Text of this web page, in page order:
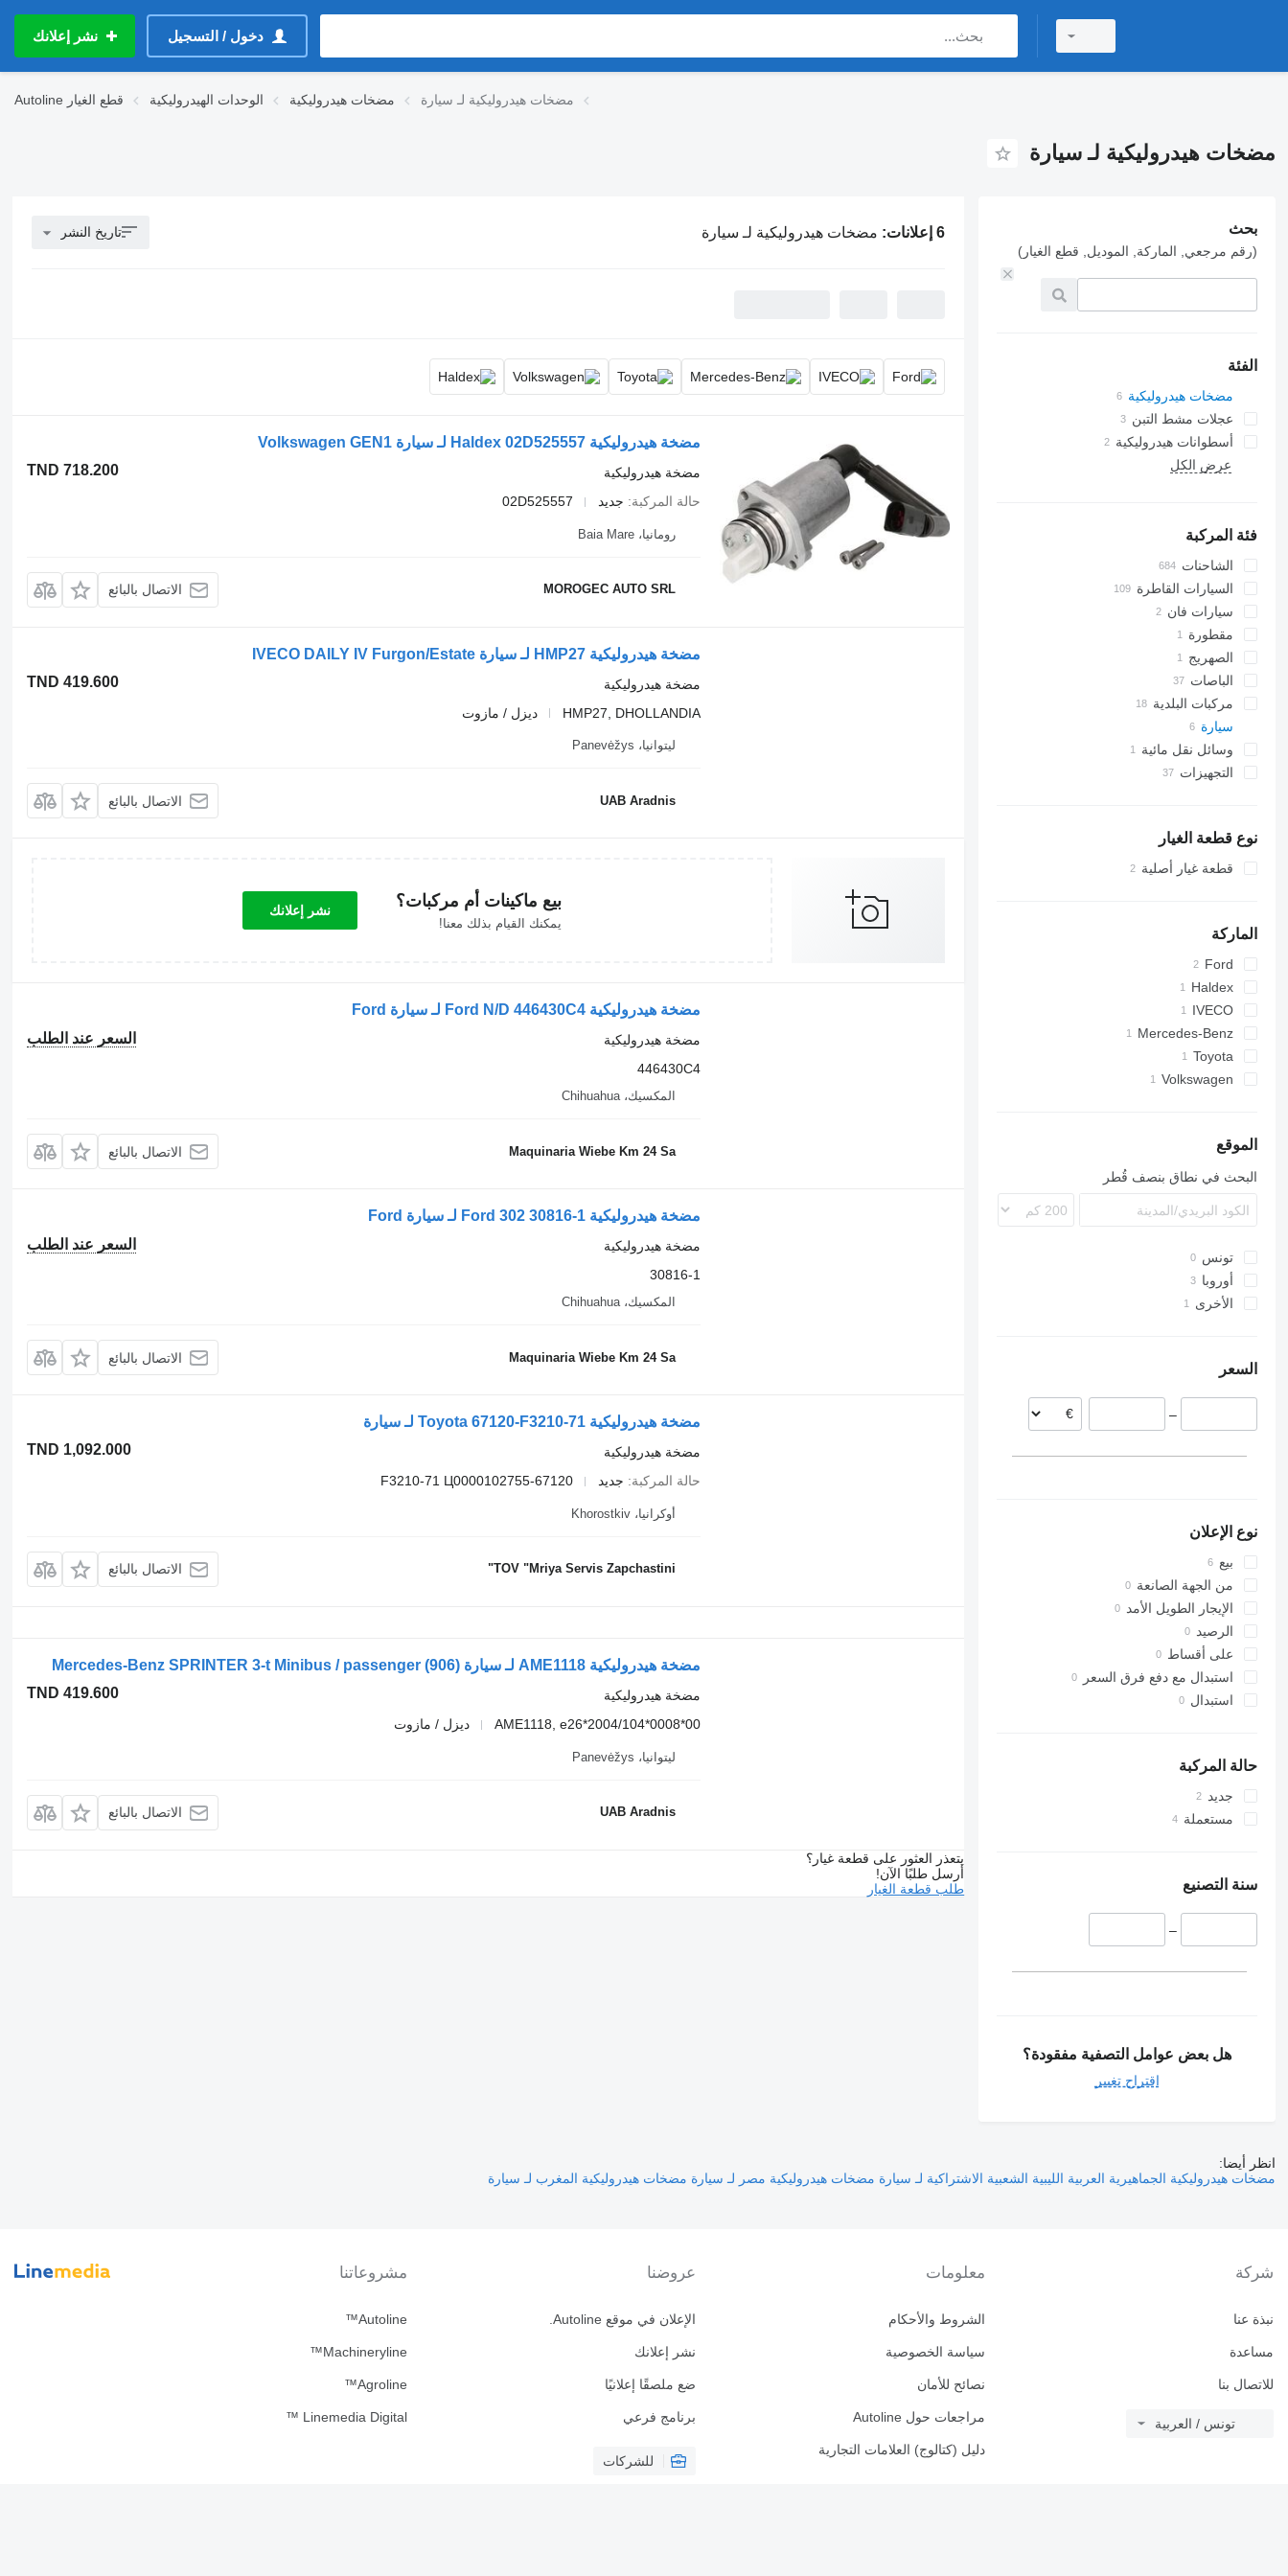
دخول / التسجيل نشر إعلانك
Autoline قطع الغيار الوحدات الهيدروليكية مضخات هيدروليكية مضخات هيدروليكية لـ سيارة
مضخات هيدروليكية لـ سيارة
بحث
(رقم مرجعي, الماركة, الموديل, قطع الغيار)
الفئة
مضخات هيدروليكية
عجلات مشط التبن
أسطوانات هيدروليكية
عرض الكل
فئة المركبة
الشاحنات
السيارات القاطرة
سيارات فان
مقطورة
الصهريج
الباصات
مركبات البلدية
آليات التنظيف وجمع النفايات من
الشوارع
سيارة
وسائل نقل مائية
التجهيزات
منصات رافعة هيدروليكيةنوع قطعة الغيار
قطعة غيار أصلية
الماركة
Ford
Haldex
IVECO
Daily
Mercedes-Benz
SprinterToyota
Volkswagen
الموقع
البحث في نطاق بنصف قُطر
تونس
أوروبا
ليتوانيا
الأخرى
السعر
–
نوع الإعلان
بيع
من الجهة الصانعة
الإيجار الطويل الأمد
الرصيد
على أقساط
استبدال مع دفع فرق السعر
استبدال
حالة المركبة
جديد
مستعملة
سنة التصنيع
–
هل بعض عوامل التصفية مفقودة؟
اقتراح تغيير
6 إعلانات: مضخات هيدروليكية لـ سيارة تاريخ النشر
مضخة هيدروليكية Haldex 02D525557 لـ سيارة Volkswagen GEN1
TND 718.200
مضخة هيدروليكية
حالة المركبة
جديد 02D525557
رومانيا، Baia Mare
MOROGEC AUTO SRL الاتصال بالبائع
مضخة هيدروليكية HMP27 لـ سيارة IVECO DAILY IV Furgon/Estate
TND 419.600
مضخة هيدروليكية
HMP27, DHOLLANDIA
ديزل / مازوت
ليتوانيا، Panevėžys
UAB Aradnis الاتصال بالبائع
بيع ماكينات أم مركبات؟
يمكنك القيام بذلك معنا!
نشر إعلانك
مضخة هيدروليكية Ford N/D 446430C4 لـ سيارة Ford
السعر عند الطلب
مضخة هيدروليكية
446430C4
المكسيك، Chihuahua
Maquinaria Wiebe Km 24 Sa الاتصال بالبائع
مضخة هيدروليكية Ford 302 30816-1 لـ سيارة Ford
السعر عند الطلب
مضخة هيدروليكية
30816-1
المكسيك، Chihuahua
Maquinaria Wiebe Km 24 Sa الاتصال بالبائع
مضخة هيدروليكية Toyota 67120-F3210-71 لـ سيارة
TND 1,092.000
مضخة هيدروليكية
حالة المركبة
جديد 67120-F3210-71 Ц0000102755
أوكرانيا، Khorostkiv
TOV "Mriya Servis Zapchastini" الاتصال بالبائع
مضخة هيدروليكية AME1118 لـ سيارة Mercedes-Benz SPRINTER 3-t Minibus / passenger (906)
TND 419.600
مضخة هيدروليكية
AME1118, e26*2004/104*0008*00
ديزل / مازوت
ليتوانيا، Panevėžys
UAB Aradnis الاتصال بالبائع
يتعذر العثور على قطعة غيار؟
أرسل طلبًا الآن!
طلب قطعة الغيار
انظر أيضا:
مضخات هيدروليكية الجماهيرية العربية الليبية الشعبية الاشتراكية لـ سيارة مضخات هيدروليكية مصر لـ سيارة مضخات هيدروليكية المغرب لـ سيارة
شركة
نبذة عنا
مساعدة
للاتصال بنا
تونس / العربية
معلومات
الشروط والأحكام
سياسة الخصوصية
نصائح للأمان
مراجعات حول Autoline
دليل (كتالوج) العلامات التجارية
عروضنا
الإعلان في موقع Autoline.
نشر إعلانك
ضع ملصقًا إعلانيًا
برنامج فرعي
للشركات
مشروعاتنا
Autoline™
Machineryline™
Agroline™
Linemedia Digital ™